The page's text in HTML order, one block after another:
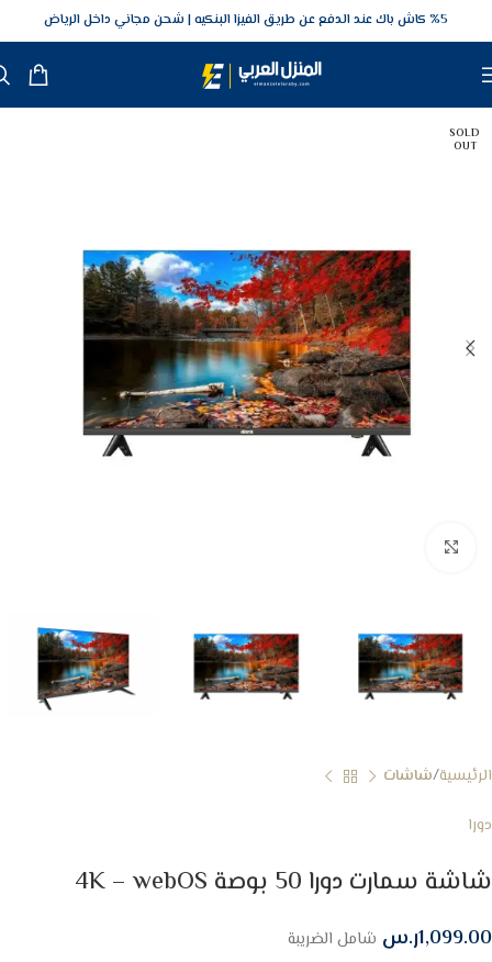
5‎% كاش باك عند الدفع عن طريق الفيزا البنكيه شحن مجاني داخل الرياض
SOLD
OUT
الرئيسية شاشات
دورا
شاشة سمارت دورا 50 بوصة 4K – webOS
1,099.00ر.س شامل الضريبة